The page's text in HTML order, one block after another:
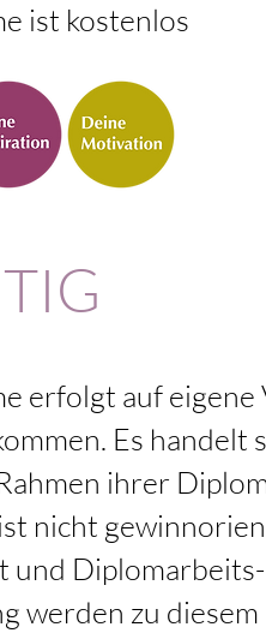
ist kostenlos
erfolgt auf
Es handelt
ihrer
nicht
und
werden zu